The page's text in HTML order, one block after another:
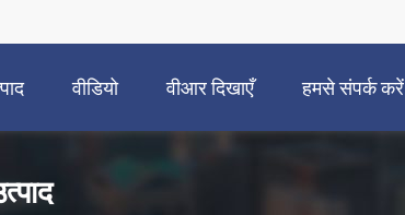
वीडियो वीआर दिखाएँ हमसे संपर्क करें